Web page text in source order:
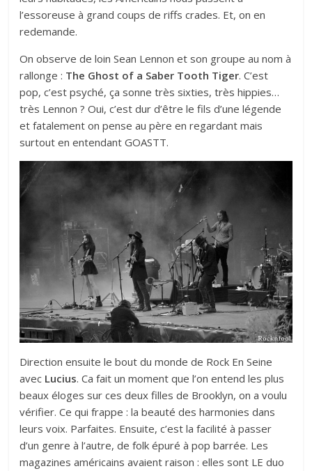
l’essoreuse à grand coups de riffs crades. Et, on en
redemande.
On observe de loin Sean Lennon et son groupe au nom à
rallonge : The Ghost of a Saber Tooth Tiger. C’est
pop, c’est psyché, ça sonne très sixties, très hippies…
très Lennon ? Oui, c’est dur d’être le fils d’une légende
et fatalement on pense au père en regardant mais
surtout en entendant GOASTT.
Direction ensuite le bout du monde de Rock En Seine
avec Lucius. Ca fait un moment que l’on entend les plus
beaux éloges sur ces deux filles de Brooklyn, on a voulu
vérifier. Ce qui frappe : la beauté des harmonies dans
leurs voix. Parfaites. Ensuite, c’est la facilité à passer
d’un genre à l’autre, de folk épuré à pop barrée. Les
magazines américains avaient raison : elles sont LE duo